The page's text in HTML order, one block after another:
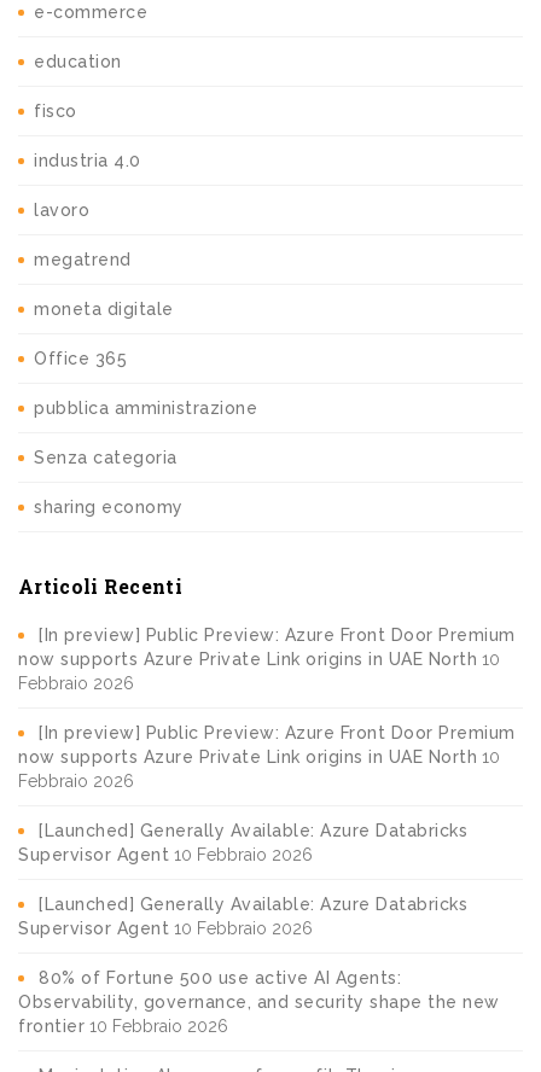
e-commerce
education
fisco
industria 4.0
lavoro
megatrend
moneta digitale
Office 365
pubblica amministrazione
Senza categoria
sharing economy
Articoli Recenti
[In preview] Public Preview: Azure Front Door Premium
now supports Azure Private Link origins in UAE North 10
Febbraio 2026
[In preview] Public Preview: Azure Front Door Premium
now supports Azure Private Link origins in UAE North 10
Febbraio 2026
[Launched] Generally Available: Azure Databricks
Supervisor Agent 10 Febbraio 2026
[Launched] Generally Available: Azure Databricks
Supervisor Agent 10 Febbraio 2026
80% of Fortune 500 use active AI Agents:
Observability, governance, and security shape the new
frontier 10 Febbraio 2026